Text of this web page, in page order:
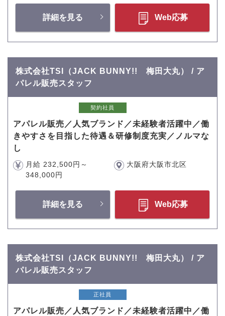
詳細を見る Web応募
株式会社TSI（JACK BUNNY!! 梅田大丸） / ア
パレル販売スタッフ
契約社員
アパレル販売／人気ブランド／未経験者活躍中／働
きやすさを目指した待遇＆研修制度充実／ノルマな
し
月給 232,500円～
348,000円
大阪府大阪市北区
詳細を見る Web応募
株式会社TSI（JACK BUNNY!! 梅田大丸） / ア
パレル販売スタッフ
正社員
アパレル販売／人気ブランド／未経験者活躍中／働